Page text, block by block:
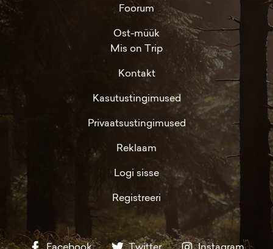
Foorum
Ost-müük
Mis on Trip
Kontakt
Kasutustingimused
Privaatsustingimused
Reklaam
Logi sisse
Registreeri